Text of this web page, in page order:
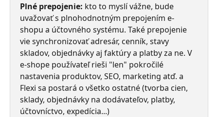
Plné prepojenie: kto to myslí vážne, bude
uvažovať s plnohodnotným prepojením e-
shopu a účtovného systému. Také prepojenie
vie synchronizovať adresár, cenník, stavy
skladov, objednávky aj faktúry a platby za ne. V
e-shope používateľ rieši "len" pokročilé
nastavenia produktov, SEO, marketing atď. a
Flexi sa postará o všetko ostatné (tvorba cien,
sklady, objednávky na dodávateľov, platby,
účtovníctvo, expedícia...)